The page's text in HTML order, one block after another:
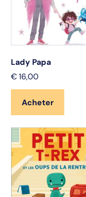
Lady Papa
€ 16,00
Acheter